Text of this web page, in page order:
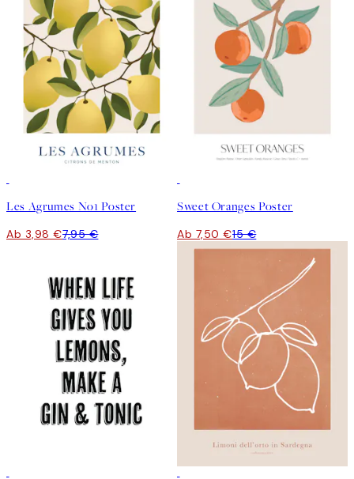
Les Agrumes No1 Poster
Ab 3,98 €7,95 €
Sweet Oranges Poster
Ab 7,50 €15 €